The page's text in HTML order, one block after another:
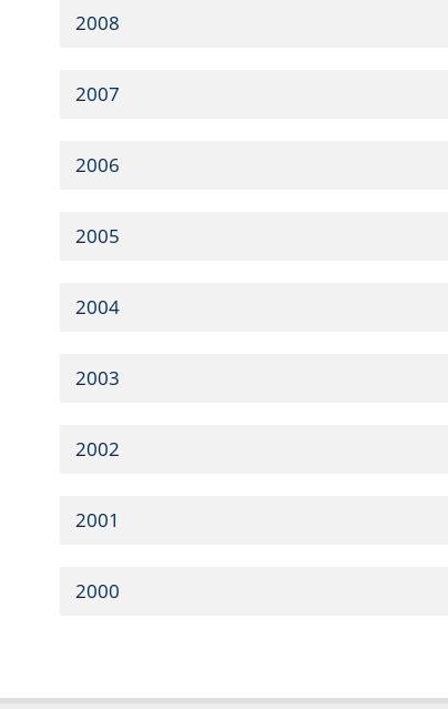
2008
2007
2006
2005
2004
2003
2002
2001
2000